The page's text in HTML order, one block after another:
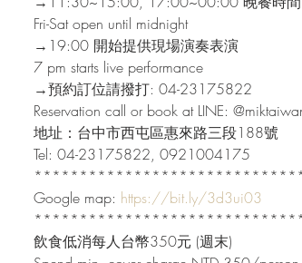
Fri-Sat open until midnight
→19:00 開始提供現場演奏表演
7 pm starts live performance
→預約訂位請撥打: 04-23175822
Reservation call or book at LINE:
地址：台中市西屯區惠來路三段188號
Tel: 04-23175822, 0921004175
Google map: https://bit.ly/3d3ui03
飲食低消每人台幣350元 (週末)